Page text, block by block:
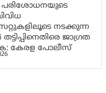
പരിശോധനയുടെ
നടക്കുന്ന
ജാഗ്രത
കേരള പോലീസ്